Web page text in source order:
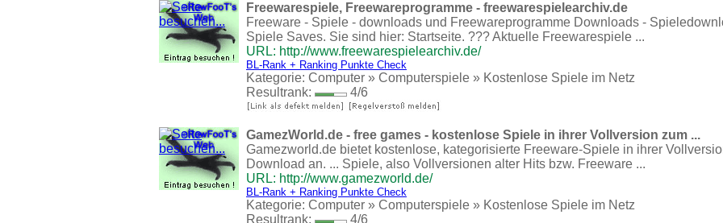
Freewarespiele, Freewareprogramme - freewarespielearchiv.de
Freeware - Spiele - downloads und Freewareprogramme Downloads -
Spiele Saves. Sie sind hier: Startseite. ??? Aktuelle Freewarespiele ...
URL: http://www.freewarespielearchiv.de/
BL-Rank + Ranking Punkte Check
Kategorie: Computer » Computerspiele » Kostenlose Spiele im Netz
Resultrank:
4/6
GamezWorld.de - free games - kostenlose Spiele in ihrer Vollversion zum ...
Gamezworld.de bietet kostenlose, kategorisierte Freeware-Spiele in ihrer
Download an. ... Spiele, also Vollversionen alter Hits bzw. Freeware ...
URL: http://www.gamezworld.de/
BL-Rank + Ranking Punkte Check
Kategorie: Computer » Computerspiele » Kostenlose Spiele im Netz
Resultrank:
4/6